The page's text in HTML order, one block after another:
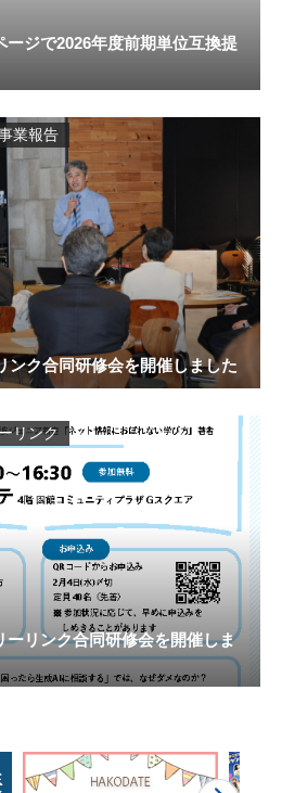
ージで2026年度前期単位互換提
ンク合同研修会を開催しました
業報告
ーリンク合同研修会を開催しま
リンク